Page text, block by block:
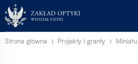
Strona główna Projekty i granty